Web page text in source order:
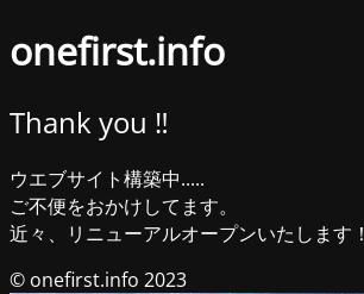
onefirst.info
Thank you ‼︎
ウエブサイト構築中.....
ご不便をおかけしてます。
近々、リニューアルオープンいたします！
© onefirst.info 2023